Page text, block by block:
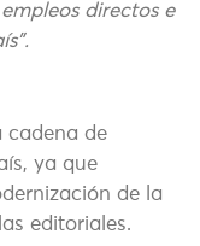
directos e
cadena de
ya que
de la
editoriales.